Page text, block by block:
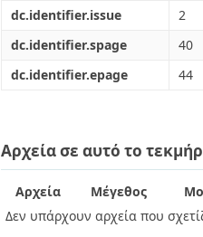
dc.identifier.issue
2
dc.identifier.spage
40
dc.identifier.epage
44
Αρχεία σε αυτό το
Αρχεία Μέγεθος
Δεν υπάρχουν αρχεία που